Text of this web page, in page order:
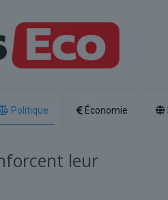
Politique Économie
leur